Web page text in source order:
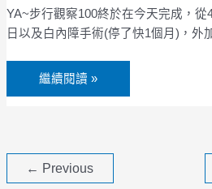
YA~步行觀察100終於在今天完成，從
日以及白內障手術(停了快1個月)，外
仔
隊
力
繼續閱讀 »
← Previous